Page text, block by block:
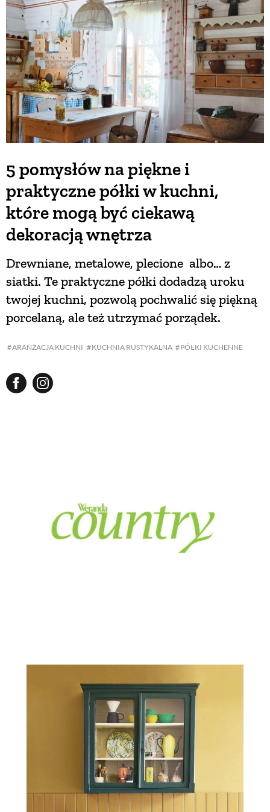
5 pomysłów na piękne i
praktyczne półki w kuchni,
które mogą być ciekawą
dekoracją wnętrza
ARANŻACJA KUCHNI KUCHNIA RUSTYKALNA PÓŁKI KUCHENNE
Drewniane, metalowe, plecione albo… z
siatki. Te praktyczne półki dodadzą uroku
twojej kuchni, pozwolą pochwalić się piękną
porcelaną, ale też utrzymać porządek.
BUDUJEMY DOM
OGRÓD
WARZYWA I OWOCE
PORADY
ZIELEŃ W DOMU
PROJEKTOWANIE OGRODU
NATURALNIE
ZWIERZĘTA DOMOWE
RĘKODZIEŁO
RZEMIOSŁO
ZWYCZAJE
ZRÓB TO SAM